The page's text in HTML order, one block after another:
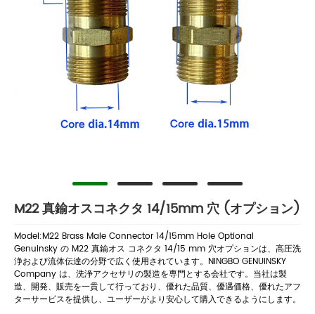
M22 真鍮オスコネクタ 14/15mm 穴 (オプション)
Model:M22 Brass Male Connector 14/15mm Hole Optional
Genuinsky の M22 真鍮オス コネクタ 14/15 mm 穴オプションは、高圧洗
浄および流体伝達の分野で広く使用されています。NINGBO GENUINSKY
Company は、洗浄アクセサリの製造を専門とする会社です。当社は製
造、開発、販売を一貫して行っており、優れた品質、優遇価格、優れたアフ
ターサービスを提供し、ユーザーがより安心して購入できるようにします。